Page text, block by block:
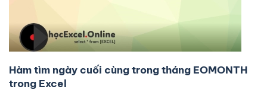
Hàm tìm ngày cuối cùng trong tháng EOMONTH
trong Excel